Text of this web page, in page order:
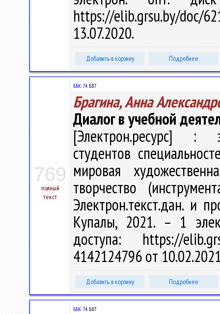
https://elib.grsu.by/
13.07.2020.
Добавить в корзину Подробнее
769
полный
текст
ББК 74.Б87
Брагина, Анна
Диалог в учебной
[Электрон.ресурс] :
студентов
мировая
творчество
Электрон.текст.дан. и
Купалы, 2021. – 1
доступа: https://
4142124796 от
Добавить в корзину Подробнее
ББК 74.Б87